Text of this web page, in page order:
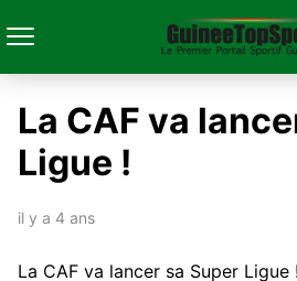
La CAF va
Ligue !
il y a 4 ans
La CAF va lancer sa Super Ligue !